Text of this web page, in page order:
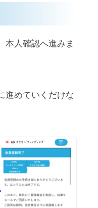
本人確認へ進みま
進めていくだけな